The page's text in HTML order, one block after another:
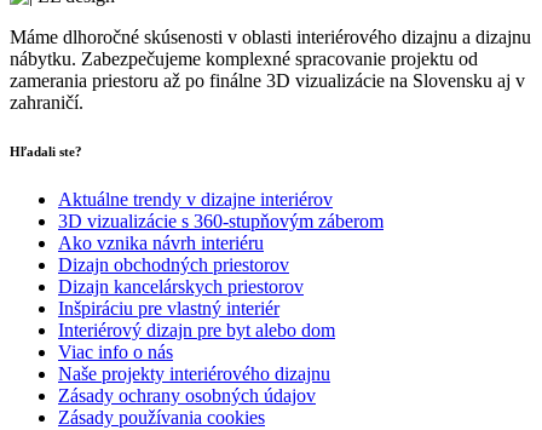
Máme dlhoročné skúsenosti v oblasti interiérového dizajnu a dizajnu
nábytku. Zabezpečujeme komplexné spracovanie projektu od
zamerania priestoru až po finálne 3D vizualizácie na Slovensku aj v
zahraničí.
Hľadali ste?
Aktuálne trendy v dizajne interiérov
3D vizualizácie s 360-stupňovým záberom
Ako vznika návrh interiéru
Dizajn obchodných priestorov
Dizajn kancelárskych priestorov
Inšpiráciu pre vlastný interiér
Interiérový dizajn pre byt alebo dom
Viac info o nás
Naše projekty interiérového dizajnu
Zásady ochrany osobných údajov
Zásady používania cookies